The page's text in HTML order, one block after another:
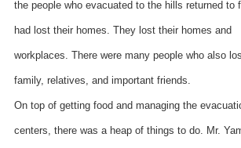
the people who evacuated to the hills returned to
had lost their homes. They lost their homes and
workplaces. There were many people who also
family, relatives, and important friends.
On top of getting food and managing the
centers, there was a heap of things to do. Mr.